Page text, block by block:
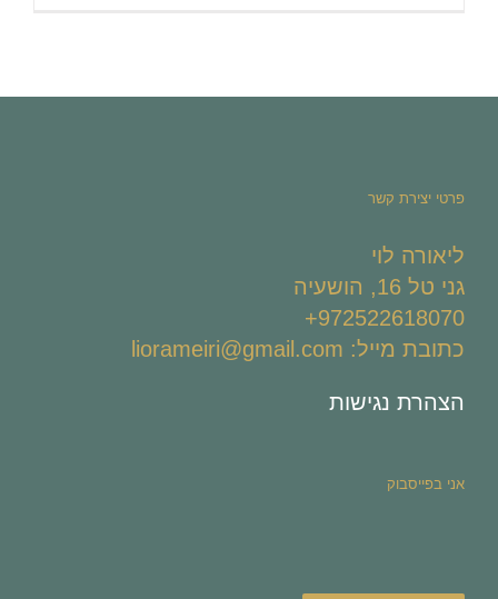
פרטי יצירת קשר
ליאורה לוי
גני טל 16, הושעיה
972522618070+
כתובת מייל: liorameiri@gmail.com
הצהרת נגישות
אני בפייסבוק